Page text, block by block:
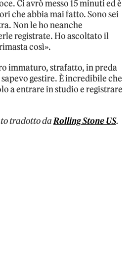
Ci avrò messo 15 minuti ed è
che abbia mai fatto. Sono sei
Non le ho neanche
registrate. Ho ascoltato il
così».
immaturo, strafatto, in preda
gestire. È incredibile che
a entrare in studio e registrare
tradotto daRolling Stone US.